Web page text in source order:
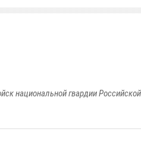
национальной гвардии